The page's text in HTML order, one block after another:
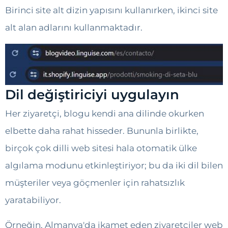
Birinci site alt dizin yapısını kullanırken, ikinci site
alt alan adlarını kullanmaktadır.
Dil değiştiriciyi uygulayın
Her ziyaretçi, blogu kendi ana dilinde okurken
elbette daha rahat hisseder. Bununla birlikte,
birçok çok dilli web sitesi hala otomatik ülke
algılama modunu etkinleştiriyor; bu da iki dil bilen
müşteriler veya göçmenler için rahatsızlık
yaratabiliyor.
Örneğin, Almanya'da ikamet eden ziyaretçiler web